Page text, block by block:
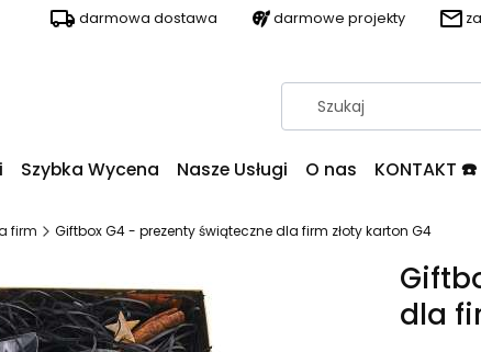
darmowa dostawa darmowe projekty
Szybka Wycena Nasze Usługi O nas KONTAKT ☎️
firm Giftbox G4 - prezenty świąteczne dla firm złoty karton G4
dla